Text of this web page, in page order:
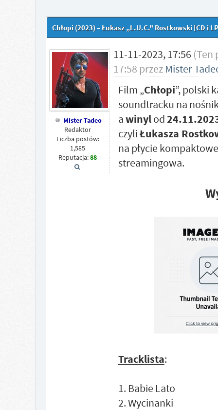
Chłopi (2023) – Łukasz „L.U.C." Rostkowski [CD i
Mister Tadeo
Redaktor
Liczba postów:
1,585
Reputacja:88
11-11-2023, 17:56 (Ten
17:58 przez Mister
Film „Chłopi”, polski
soundtracku na
awinylod
czyliŁukasza
na płycie
streamingowa.
Tracklista:
1. Babie Lato
2. Wycinanki